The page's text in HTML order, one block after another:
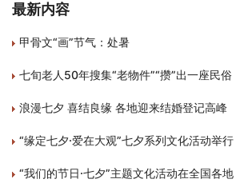
最新内容
甲骨文“画”节气：处暑
七旬老人50年搜集“老物件”“攒”出一座民俗
浪漫七夕 喜结良缘 各地迎来结婚登记高峰
“缘定七夕·爱在大观”七夕系列文化活动举行
“我们的节日·七夕”主题文化活动在全国各地